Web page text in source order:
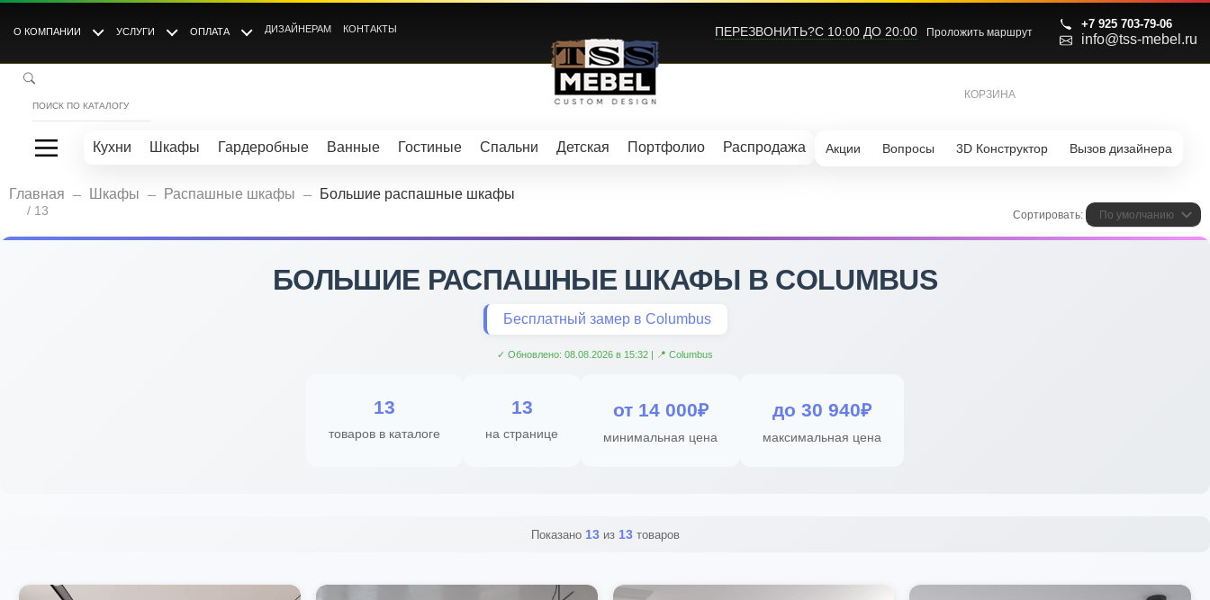
О КОМПАНИИ УСЛУГИ ОПЛАТА ДИЗАЙНЕРАМ КОНТАКТЫ ПЕРЕЗВОНИТЬ?С 10:00 ДО 20:00 Проложить маршрут
+7 925 703-79-06
info@tss-mebel.ru
КОРЗИНА
Кухни Шкафы Гардеробные Ванные Гостиные Спальни Детская Портфолио Распродажа Акции Вопросы 3D Конструктор Вызов дизайнера
Главная Шкафы Распашные шкафы Большие распашные шкафы
Сортировать: По умолчанию
/ 13
БОЛЬШИЕ РАСПАШНЫЕ ШКАФЫ В COLUMBUS
Бесплатный замер в Columbus
✓ Обновлено: 08.08.2026 в 15:32 | 📍 Columbus
13
товаров в каталоге
13
на странице
от 14 000₽
минимальная цена
до 30 940₽
максимальная цена
Показано 13из 13товаров